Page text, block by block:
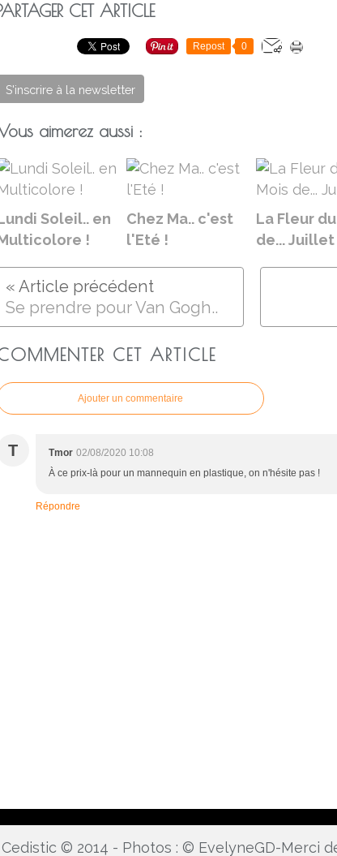
CET ARTICLE
Repost 0
S'inscrire à la newsletter
aimerez aussi :
Soleil.. en
!
Chez Ma.. c'est
l'Eté !
La Fleur
de... Juillet
Se prendre pour Van Gogh..
CET ARTICLE
Ajouter un commentaire
T Tmor 02/08/2020 10:08
À ce prix-là pour un mannequin en plastique, on n'hésite pas !
Répondre
Cedistic © 2014 - Photos : © EvelyneGD-Merci